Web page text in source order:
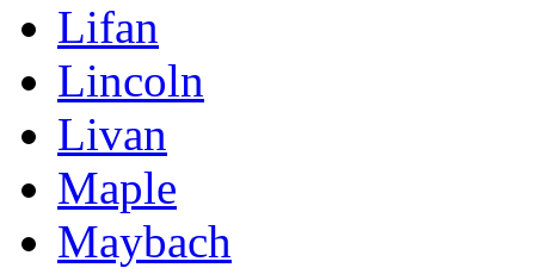
Lifan
Lincoln
Livan
Maple
Maybach